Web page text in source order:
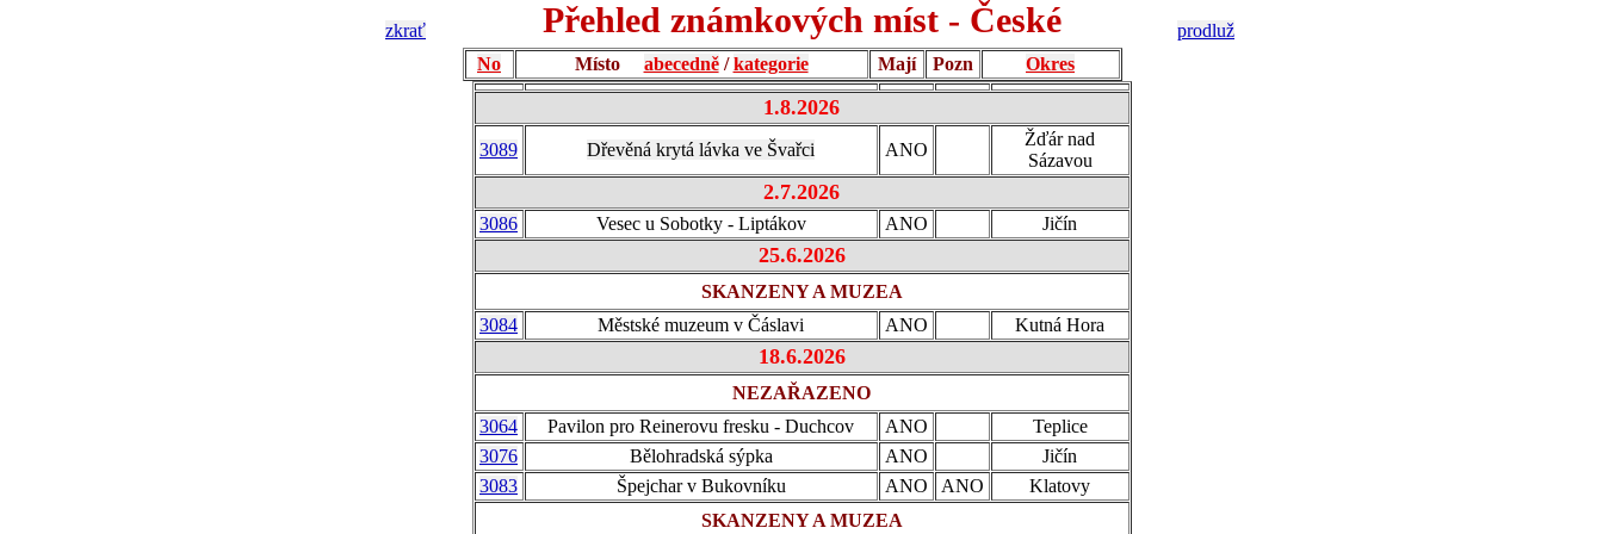
zkrať Přehled známkových míst - České
prodluž
No
Místo abecedně/kategorie Mají Pozn Okres
1.8.2026
3089 Dřevěná krytá lávka ve Švařci ANO
Žďár nad
Sázavou
2.7.2026
3086 Vesec u Sobotky - Liptákov ANO Jičín
25.6.2026
SKANZENY A MUZEA
3084
Městské muzeum v Čáslavi ANO Kutná Hora
18.6.2026
NEZAŘAZENO
3064
Pavilon pro Reinerovu fresku - Duchcov ANO
Teplice
3076
Bělohradská sýpka ANO
Jičín
3083
Špejchar v Bukovníku ANO ANO
Klatovy
SKANZENY A MUZEA